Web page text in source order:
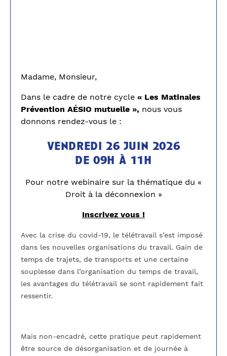
Madame, Monsieur,
Dans le cadre de notre cycle « Les Matinales
Prévention AÉSIO mutuelle », nous vous
donnons rendez-vous le :
vendredi 26 juin 2026
de 09h à 11h
Pour notre webinaire sur la thématique du «
Droit à la déconnexion »
Inscrivez vous !
Avec la crise du covid-19, le télétravail s’est imposé
dans les nouvelles organisations du travail. Gain de
temps de trajets, de transports et une certaine
souplesse dans l’organisation du temps de travail,
les avantages du télétravail se sont rapidement fait
ressentir.
Mais non-encadré, cette pratique peut rapidement
être source de désorganisation et de journée à